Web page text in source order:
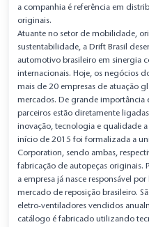
a companhia é referência em
originais.
Atuante no setor de mobilidade,
sustentabilidade, a Drift Brasil
automotivo brasileiro em sinergia
internacionais. Hoje, os negócios
mais de 20 empresas de atuação
mercados. De grande importância
parceiros estão diretamente
inovação, tecnologia e qualidade
início de 2015 foi formalizada a
Corporation, sendo ambas,
fabricação de autopeças originais.
a empresa já nasce responsável
mercado de reposição brasileiro.
eletro-ventiladores vendidos
catálogo é fabricado utilizando